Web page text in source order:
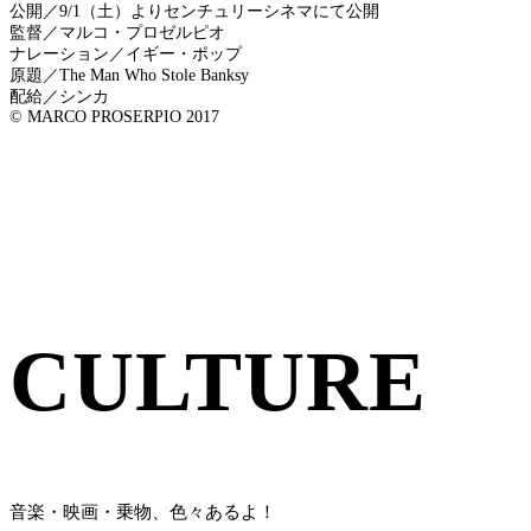
公開／9/1（土）よりセンチュリーシネマにて公開
監督／マルコ・プロゼルピオ
ナレーション／イギー・ポップ
原題／The Man Who Stole Banksy
配給／シンカ
© MARCO PROSERPIO 2017
CULTURE
音楽・映画・乗物、色々あるよ！